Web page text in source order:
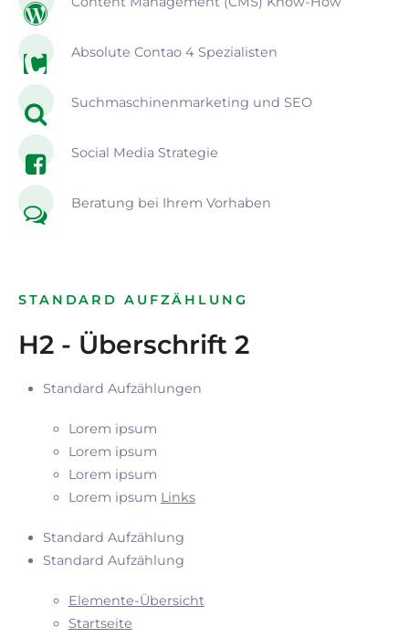
Absolute Contao 4 Spezialisten
Suchmaschinenmarketing und SEO
Social Media Strategie
Beratung bei Ihrem Vorhaben
STANDARD AUFZÄHLUNG
H2 - Überschrift 2
Standard Aufzählungen
Lorem ipsum
Lorem ipsum
Lorem ipsum
Lorem ipsum Links
Standard Aufzählung
Standard Aufzählung
Elemente-Übersicht
Startseite